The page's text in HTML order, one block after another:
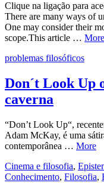
Clique na ligação para
There are many ways of
One may consider their
scope.This article … More
problemas filosóficos
Don´t Look Up
caverna
“Don’t Look Up“,
Adam McKay, é uma
contemporânea … More
Cinema e filosofia,
Conhecimento, Filosofia,